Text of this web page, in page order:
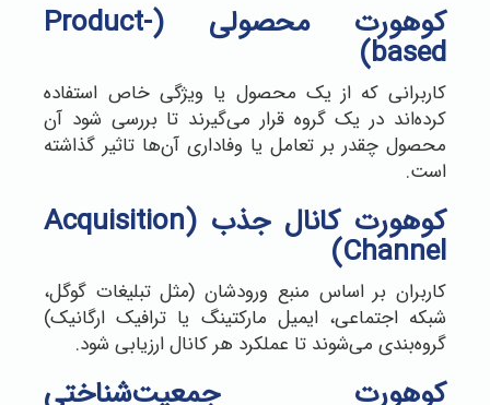
کوهورت محصولی (Product-
based)
کاربرانی که از یک محصول یا ویژگی خاص استفاده
کرده‌اند در یک گروه قرار می‌گیرند تا بررسی شود آن
محصول چقدر بر تعامل یا وفاداری آن‌ها تاثیر گذاشته
است.
کوهورت کانال جذب (Acquisition
Channel)
کاربران بر اساس منبع ورودشان (مثل تبلیغات گوگل،
شبکه اجتماعی، ایمیل مارکتینگ یا ترافیک ارگانیک)
گروه‌بندی می‌شوند تا عملکرد هر کانال ارزیابی شود.
کوهورت جمعیت‌شناختی